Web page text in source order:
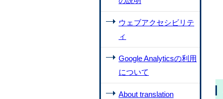
ウェブアクセシビリテ
ィ
Google Analyticsの利用
について
About translation